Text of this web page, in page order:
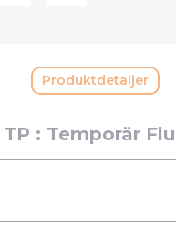
Produktdetaljer
: Temporär